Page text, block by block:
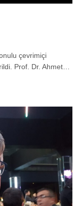
çevrimiçi
Prof. Dr. Ahmet…